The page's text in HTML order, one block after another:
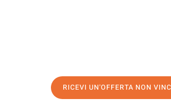
RICEVI UN'OFFERTA NON